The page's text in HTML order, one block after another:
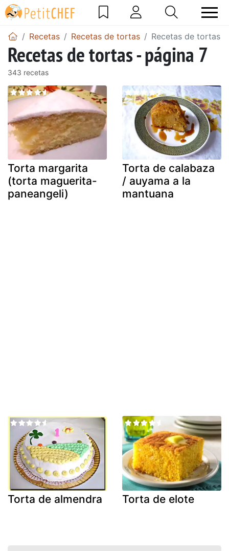
Recetas Recetas de tortas Recetas de tortas -
Recetas de tortas - página 7
343 recetas
Torta margarita
(torta maguerita-
paneangeli)
Torta de calabaza
/ auyama a la
mantuana
Torta de almendra Torta de elote